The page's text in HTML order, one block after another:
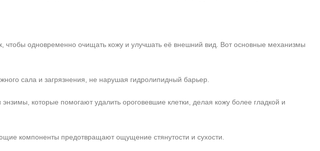
чтобы одновременно очищать кожу и улучшать её внешний вид. Вот основные механизмы
сала и загрязнения, не нарушая гидролипидный барьер.
которые помогают удалить ороговевшие клетки, делая кожу более гладкой и
компоненты предотвращают ощущение стянутости и сухости.